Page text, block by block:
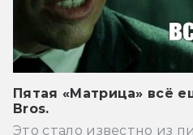
Пятая «Матрица» всё
Bros.
Это стало известно из